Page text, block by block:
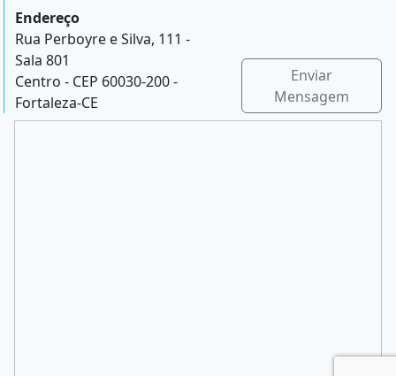
Endereço
Rua Perboyre e Silva, 111 -
Sala 801
Centro - CEP 60030-200 -
Fortaleza-CE
Enviar
Mensagem